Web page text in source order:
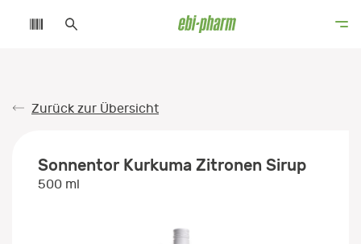
Zurück zur Übersicht
Sonnentor Kurkuma Zitronen Sirup
500 ml